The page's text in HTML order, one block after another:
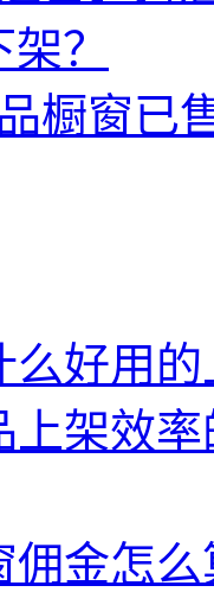
？
橱窗已
么好用
上架效
佣金怎么